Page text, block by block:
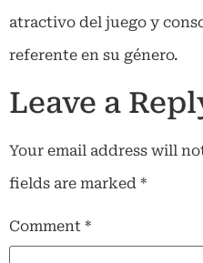
atractivo del juego y
referente en su género.
Leave a
Your email address will
fields are marked *
Comment *